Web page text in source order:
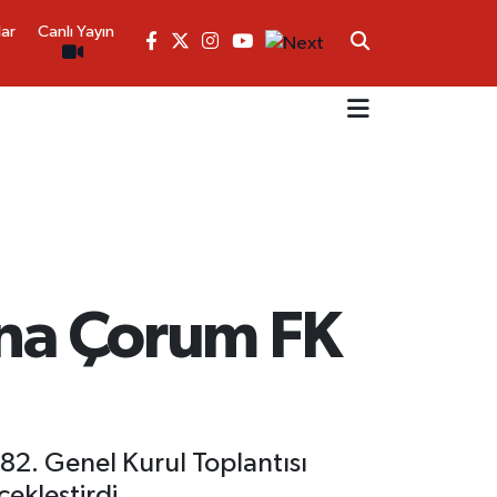
Canlı Yayın
Çorum FK
Genel Kurul Toplantısı